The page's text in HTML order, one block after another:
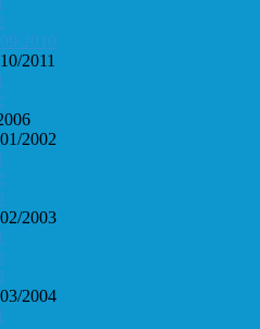
2010
2011
2002
2003
2004